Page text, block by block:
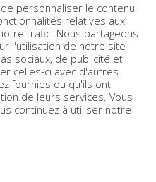
personnaliser le contenu
relatives aux
trafic. Nous partageons
l'utilisation de notre site
sociaux, de publicité et
celles-ci avec d'autres
fournies ou qu'ils ont
de leurs services. Vous
continuez à utiliser notre